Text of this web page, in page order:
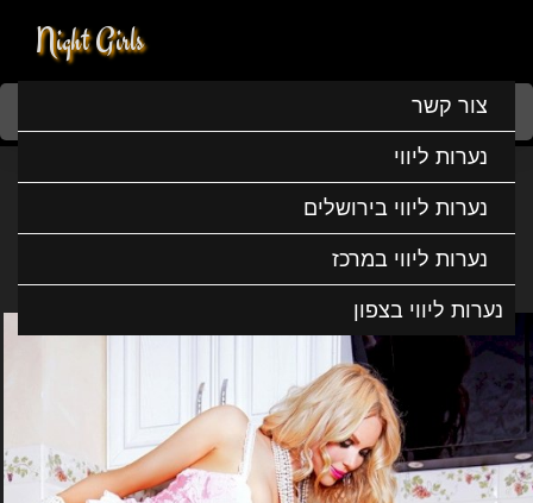
Night Girls
צור קשר
נערות ליווי
נערות ליווי בירושלים
נערות ליווי במרכז
נערות ליווי בצפון
Home נערות ליווי
יולי הכי סקסית
יולי הכי סקסית